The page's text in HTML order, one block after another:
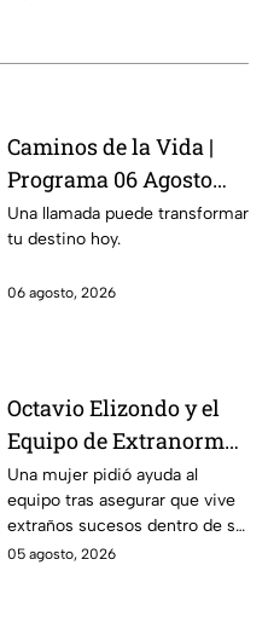
Caminos de la Vida |
Programa 06 Agosto
2026
Una llamada puede transformar
tu destino hoy.
06 agosto, 2026
Octavio Elizondo y el
Equipo de Extranormal
investigan un presunto
caso de brujería que
aterra a una familia
Una mujer pidió ayuda al
equipo tras asegurar que vive
extraños sucesos dentro de su
casa.
05 agosto, 2026